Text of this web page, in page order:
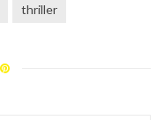
thriller